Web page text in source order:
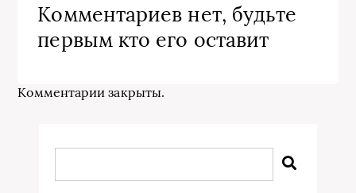
Комментариев нет, будьте
первым кто его оставит
Комментарии закрыты.